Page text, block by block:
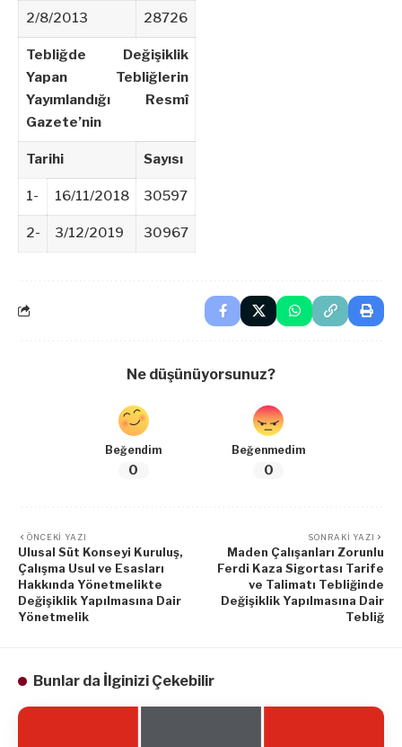
2/8/2013 28726
Tebliğde Değişiklik
Yapan Tebliğlerin
Yayımlandığı Resmî
Gazete’nin
Tarihi Sayısı
1- 16/11/2018 30597
2- 3/12/2019 30967
Ne düşünüyorsunuz?
Beğendim
0
Beğenmedim
0
ÖNCEKI YAZI
Ulusal Süt Konseyi Kuruluş,
Çalışma Usul ve Esasları
Hakkında Yönetmelikte
Değişiklik Yapılmasına Dair
Yönetmelik
SONRAKI YAZI
Maden Çalışanları Zorunlu
Ferdi Kaza Sigortası Tarife
ve Talimatı Tebliğinde
Değişiklik Yapılmasına Dair
Tebliğ
Bunlar da İlginizi Çekebilir